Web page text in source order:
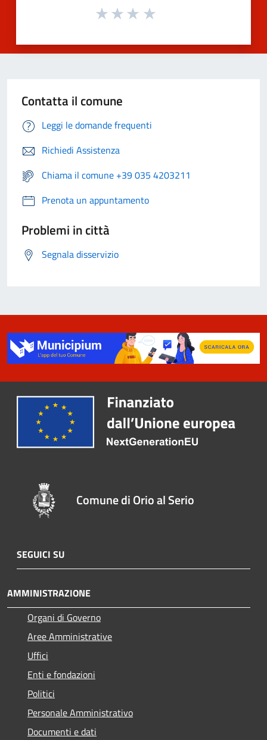
Contatta il comune
Leggi le domande frequenti
Richiedi Assistenza
Chiama il comune +39 035 4203211
Prenota un appuntamento
Problemi in città
Segnala disservizio
Comune di Orio al Serio
SEGUICI SU
AMMINISTRAZIONE
Organi di Governo
Aree Amministrative
Uffici
Enti e fondazioni
Politici
Personale Amministrativo
Documenti e dati